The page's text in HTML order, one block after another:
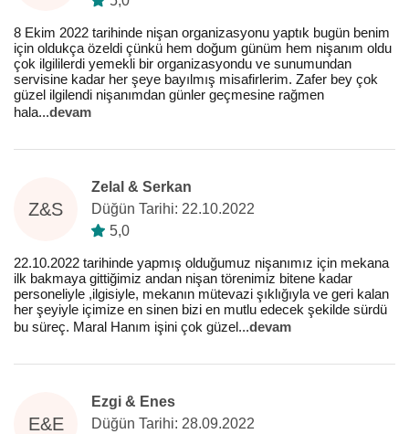
8 Ekim 2022 tarihinde nişan organizasyonu yaptık bugün benim
için oldukça özeldi çünkü hem doğum günüm hem nişanım oldu
çok ilgililerdi yemekli bir organizasyondu ve sunumundan
servisine kadar her şeye bayılmış misafirlerim. Zafer bey çok
güzel ilgilendi nişanımdan günler geçmesine rağmen
hala...devam
Z&S
Zelal & Serkan
Düğün Tarihi: 22.10.2022
5,0
22.10.2022 tarihinde yapmış olduğumuz nişanımız için mekana
ilk bakmaya gittiğimiz andan nişan törenimiz bitene kadar
personeliyle ,ilgisiyle, mekanın mütevazi şıklığıyla ve geri kalan
her şeyiyle içimize en sinen bizi en mutlu edecek şekilde sürdü
bu süreç. Maral Hanım işini çok güzel...devam
E&E
Ezgi & Enes
Düğün Tarihi: 28.09.2022